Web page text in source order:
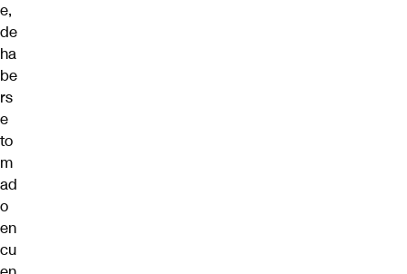
e,
de
ha
be
rs
e
to
m
ad
o
en
cu